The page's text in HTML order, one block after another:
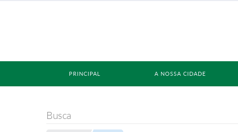
PRINCIPAL A NOSSA CIDADE
Busca